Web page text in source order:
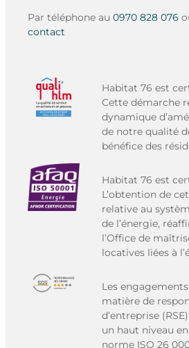
Par téléphone au 0970 828 076
contact
Habitat 76 est
Cette démarche
dynamique
de notre qualité
bénéfice des
Habitat 76 est
L’obtention de
relative au
de l’énergie,
l’Office de
locatives liées à
Les
matière de
d’entreprise
un haut niveau
norme ISO 26